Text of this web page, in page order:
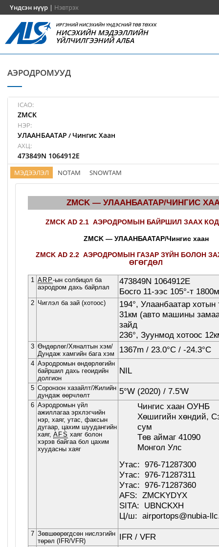
Үндсэн нүүр | Нэвтрэх
ИРГЭНИЙ НИСЭХИЙН ҮНДЭСНИЙ ТӨВ ТӨХХК
НИСЭХИЙН МЭДЭЭЛЛИЙН
ҮЙЛЧИЛГЭЭНИЙ АЛБА
АЭРОДРОМУУД
ICAO:
ZMCK
НЭР:
УЛААНБААТАР / Чингис Хаан
АХЦ:
473849N 1064912E
МЭДЭЭЛЭЛ NOTAM SNOWTAM